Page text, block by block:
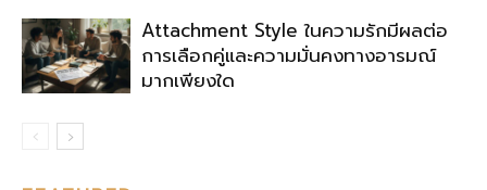
Attachment Style ในความรักมีผลต่อ
การเลือกคู่และความมั่นคงทางอารมณ์
มากเพียงใด